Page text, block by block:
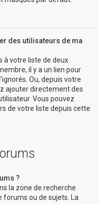
des utilisateurs de ma
à votre liste de deux
il y a un lien pour
Ou, depuis votre
ajouter directement des
Vous pouvez
de votre liste depuis cette
?
la zone de recherche
forums ou de sujets. La